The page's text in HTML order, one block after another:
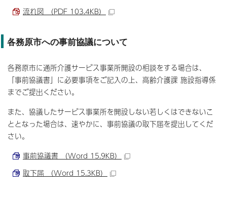
流れ図 （PDF 103.4KB）
各務原市への事前協議について
各務原市に通所介護サービス事業所開設の相談をする場合は、
「事前協議書」に必要事項をご記入の上、高齢介護課 施設指導係
までご提出ください。
また、協議したサービス事業所を開設しない若しくはできないこ
ととなった場合は、速やかに、事前協議の取下届を提出してくだ
さい。
事前協議書 （Word 15.9KB）
取下届 （Word 15.3KB）